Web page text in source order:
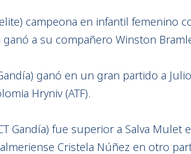
campeona en infantil femenino
ganó a su compañero Winston
ganó en un gran partido a
Hryniv (ATF).
Gandía) fue superior a Salva Mulet
Cristela Núñez en otro